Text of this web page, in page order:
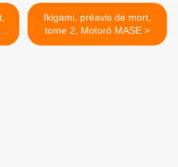
Ikigami, préavis de mort,
tome 2, Motorô MASE >